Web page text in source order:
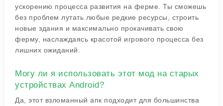
ускорению процесса развития на ферме. Ты сможешь
без проблем лутать любые редкие ресурсы, строить
новые здания и максимально прокачивать свою
ферму, наслаждаясь красотой игрового процесса без
лишних ожиданий.
Могу ли я использовать этот мод на старых
устройствах Android?
Да, этот взломанный апк подходит для большинства